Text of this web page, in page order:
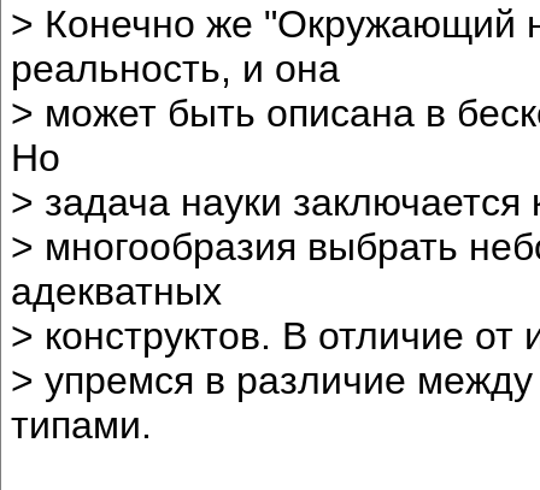
> Конечно же "Окружающий
реальность, и она
> может быть описана в
Но
> задача науки заключается
> многообразия выбрать
адекватных
> конструктов. В отличие
> упремся в различие
типами.